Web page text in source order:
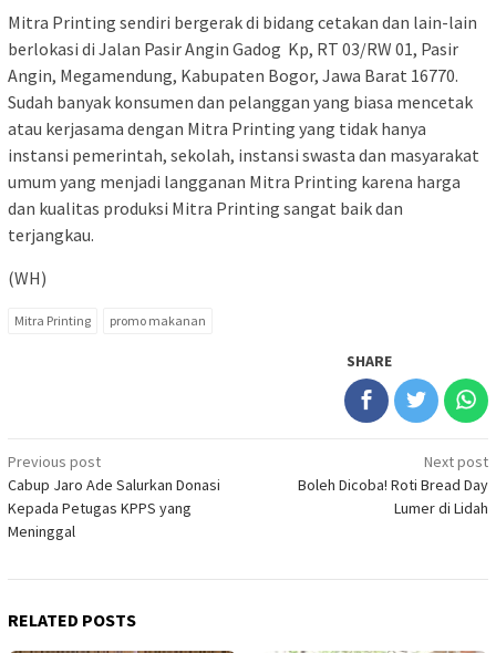
Mitra Printing sendiri bergerak di bidang cetakan dan lain-lain
berlokasi di Jalan Pasir Angin Gadog Kp, RT 03/RW 01, Pasir
Angin, Megamendung, Kabupaten Bogor, Jawa Barat 16770.
Sudah banyak konsumen dan pelanggan yang biasa mencetak
atau kerjasama dengan Mitra Printing yang tidak hanya
instansi pemerintah, sekolah, instansi swasta dan masyarakat
umum yang menjadi langganan Mitra Printing karena harga
dan kualitas produksi Mitra Printing sangat baik dan
terjangkau.
(WH)
Mitra Printing promo makanan
SHARE
Post
navigation
Previous post
Cabup Jaro Ade Salurkan Donasi
Kepada Petugas KPPS yang
Meninggal
Next post
Boleh Dicoba! Roti Bread Day
Lumer di Lidah
RELATED POSTS